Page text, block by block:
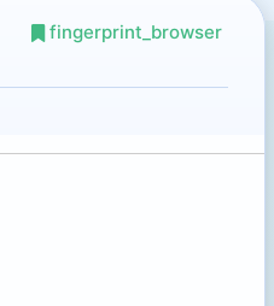
fingerprint_browser